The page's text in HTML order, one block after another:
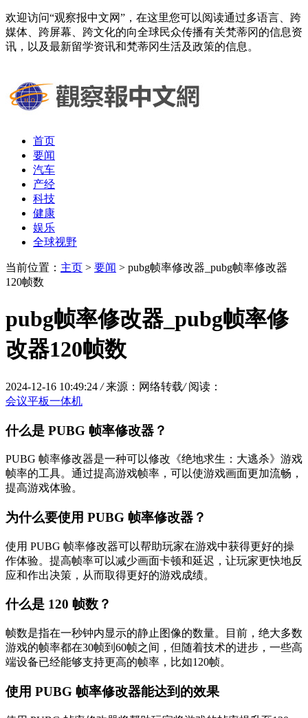
欢迎访问“观察报中文网”，在这里您可以阅读通过多语言、跨
媒体、跨屏幕、跨文化的向全球民众传播有关梵蒂冈的信息资
讯，以及最新留学资讯和梵蒂冈生活及政策的信息。
首页
要闻
汽车
产经
科技
健康
娱乐
全球视野
当前位置： 主页 > 要闻 > pubg帧率修改器_pubg帧率修改器
120帧数
pubg帧率修改器_pubg帧率修
改器120帧数
2024-12-16 10:49:24 / 来源：网络转载/ 阅读：
会议平板一体机
什么是 PUBG 帧率修改器？
PUBG 帧率修改器是一种可以修改《绝地求生：大逃杀》游戏
帧率的工具。通过提高游戏帧率，可以使游戏画面更加流畅，
提高游戏体验。
为什么要使用 PUBG 帧率修改器？
使用 PUBG 帧率修改器可以帮助玩家在游戏中获得更好的操
作体验。提高帧率可以减少画面卡顿和延迟，让玩家更快地反
应和作出决策，从而取得更好的游戏成绩。
什么是 120 帧数？
帧数是指在一秒钟内显示的静止图像的数量。目前，绝大多数
游戏的帧率都在30帧到60帧之间，但随着技术的进步，一些高
端设备已经能够支持更高的帧率，比如120帧。
使用 PUBG 帧率修改器能达到的效果